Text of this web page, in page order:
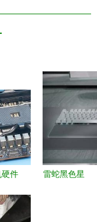
硬件
）
雷蛇黑色星